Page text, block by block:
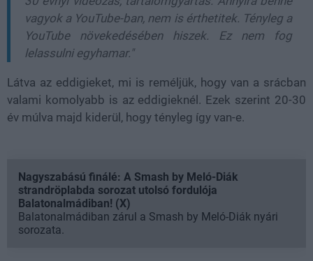
vagyok a YouTube-ban, nem is érthetitek. Tényleg a
YouTube növekedésében hiszek. Ez nem fog
lelassulni egyhamar."
Látva az eddigieket, mi is reméljük, hogy van a srácban
valami komolyabb is az eddigieknél. Ezek szerint 20-30
év múlva majd kiderül, hogy tényleg így van-e.
Nagyszabású finálé: A Smash by Meló-Diák
strandröplabda sorozat utolsó fordulója
Balatonalmádiban! (X)
Balatonalmádiban zárul a Smash by Meló-Diák nyári
sorozata.